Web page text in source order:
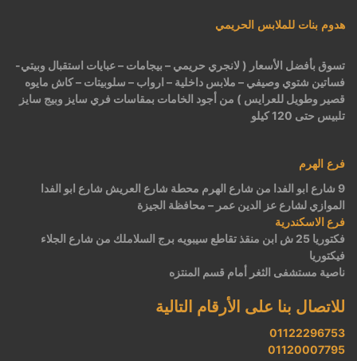
هدوم بنات للملابس الحريمي
تسوق بأفضل الأسعار ( لانجري حريمي – بيجامات – عبايات استقبال وبيتي-
فساتين شتوي وصيفي – ملابس داخلية – ارواب – سلوبيتات – كاش مايوه
قصير وطويل للعرايس ) من أجود الخامات بمقاسات فري سايز وبيج سايز
تلبيس حتى 120 كيلو
فرع الهرم
9 شارع ابو الفدا من شارع الهرم محطة شارع العريش شارع ابو الفدا
الموازي لشارع عز الدين عمر – محافظة الجيزة
فرع الاسكندرية
فكتوريا 25 ش ابن منقذ تقاطع سيبويه برج السلاملك من شارع الجلاء
فيكتوريا
ناصية مستشفى الثغر أمام قسم المنتزه
للاتصال بنا على الأرقام التالية
01122296753
01120007795